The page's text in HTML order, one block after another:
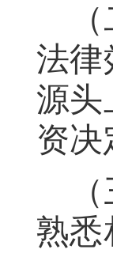
法律
源头
资决
熟悉